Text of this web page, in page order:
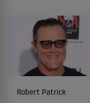
Robert Patrick